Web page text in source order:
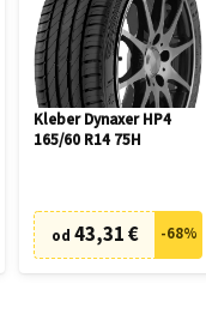
Kleber Dynaxer HP4
165/60 R14 75H
od 43,31 € -68%